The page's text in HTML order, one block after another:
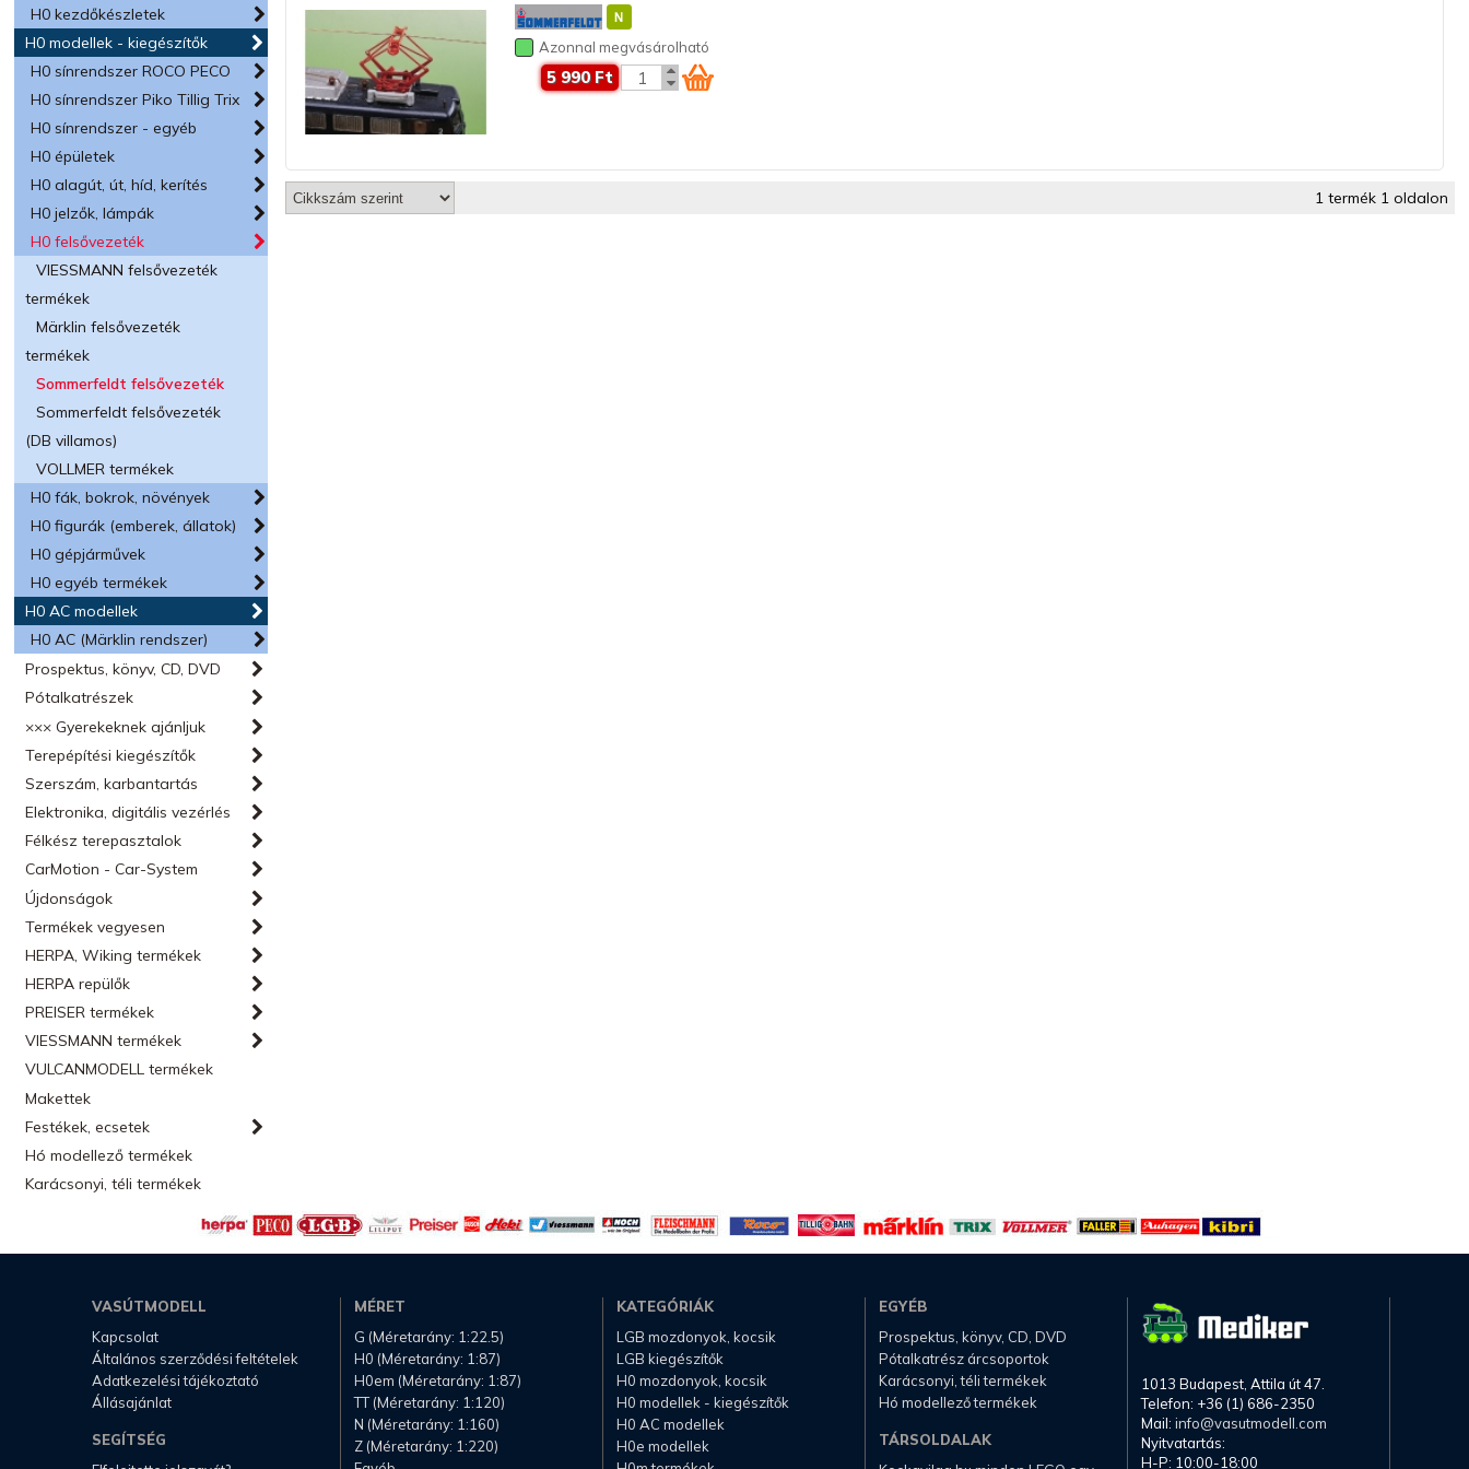
H0 kezdőkészletek
H0 modellek - kiegészítők
H0 sínrendszer ROCO PECO
H0 sínrendszer Piko Tillig Trix
H0 sínrendszer - egyéb
H0 épületek
H0 alagút, út, híd, kerítés
H0 jelzők, lámpák
H0 felsővezeték
VIESSMANN felsővezeték
termékek
Märklin felsővezeték
termékek
Sommerfeldt felsővezeték
Sommerfeldt felsővezeték
(DB villamos)
VOLLMER termékek
H0 fák, bokrok, növények
H0 figurák (emberek, állatok)
H0 gépjárművek
H0 egyéb termékek
H0 AC modellek
H0 AC (Märklin rendszer)
Prospektus, könyv, CD, DVD
Pótalkatrészek
××× Gyerekeknek ajánljuk
Terepépítési kiegészítők
Szerszám, karbantartás
Elektronika, digitális vezérlés
Félkész terepasztalok
CarMotion - Car-System
Újdonságok
Termékek vegyesen
HERPA, Wiking termékek
HERPA repülők
PREISER termékek
VIESSMANN termékek
VULCANMODELL termékek
Makettek
Festékek, ecsetek
Hó modellező termékek
Karácsonyi, téli termékek
Azonnal megvásárolható
5 990 Ft
1 termék 1 oldalon
VASÚTMODELL
Kapcsolat
Általános szerződési feltételek
Adatkezelési tájékoztató
Állásajánlat
SEGÍTSÉG
MÉRET
G (Méretarány: 1:22.5)
H0 (Méretarány: 1:87)
H0em (Méretarány: 1:87)
TT (Méretarány: 1:120)
N (Méretarány: 1:160)
Z (Méretarány: 1:220)
KATEGÓRIÁK
LGB mozdonyok, kocsik
LGB kiegészítők
H0 mozdonyok, kocsik
H0 modellek - kiegészítők
H0 AC modellek
H0e modellek
EGYÉB
Prospektus, könyv, CD, DVD
Pótalkatrész árcsoportok
Karácsonyi, téli termékek
Hó modellező termékek
TÁRSOLDALAK
1013 Budapest, Attila út 47.
Telefon: +36 (1) 686-2350
Mail: info@vasutmodell.com
Nyitvatartás:
H-P: 10:00-18:00